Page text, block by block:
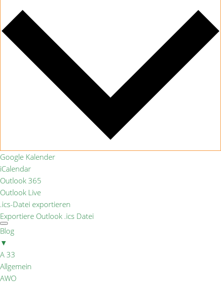
Google Kalender
iCalendar
Outlook 365
Outlook Live
.ics-Datei exportieren
Exportiere Outlook .ics Datei
Blog
▼
A 33
Allgemein
AWO